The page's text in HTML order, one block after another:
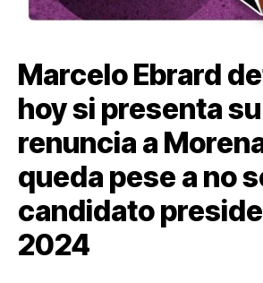
Marcelo Ebrard
hoy si presenta su
renuncia a
queda pese a no
candidato
2024